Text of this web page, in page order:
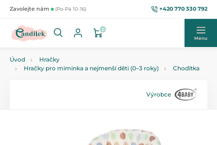
Zavolejte nám (Po-Pá 10-16) +420 770 330 792
0
Menu
Úvod
Hračky
Hračky pro miminka a nejmenší děti (0–3 roky)
Chodítka
Výrobce